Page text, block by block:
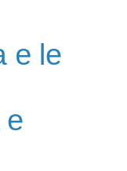
e le